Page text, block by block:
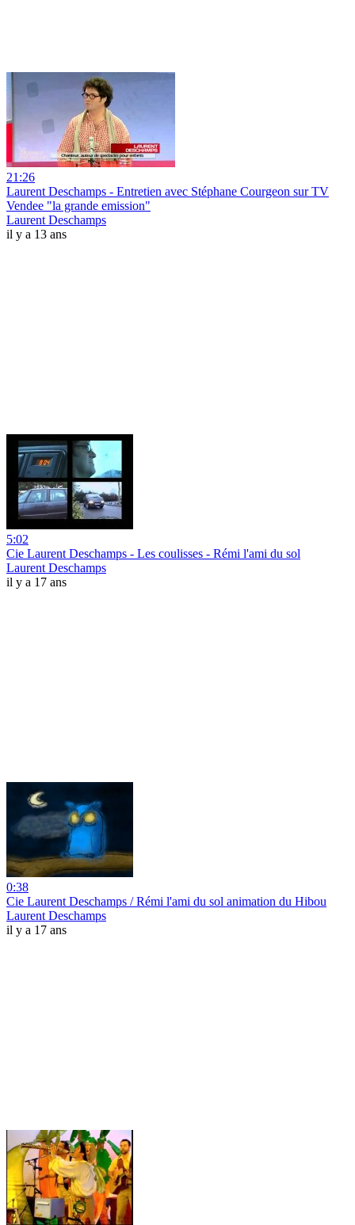
21:26
Laurent Deschamps - Entretien avec Stéphane Courgeon sur TV
Vendee "la grande emission"
Laurent Deschamps
il y a 13 ans
5:02
Cie Laurent Deschamps - Les coulisses - Rémi l'ami du sol
Laurent Deschamps
il y a 17 ans
0:38
Cie Laurent Deschamps / Rémi l'ami du sol animation du Hibou
Laurent Deschamps
il y a 17 ans